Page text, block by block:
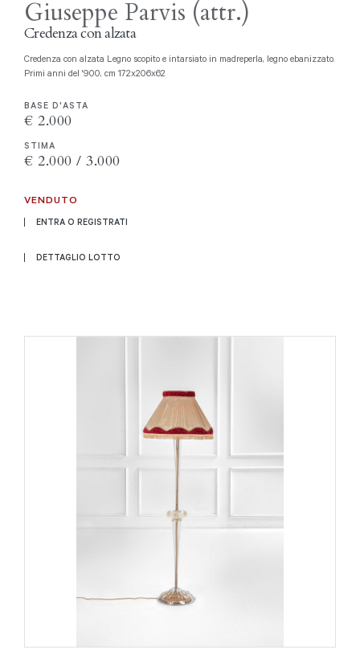
Giuseppe Parvis (attr.)
Credenza con alzata
Credenza con alzata Legno scopito e intarsiato in madreperla, legno ebanizzato.
Primi anni del '900, cm 172x206x62
BASE D'ASTA
€ 2.000
STIMA
€ 2.000 / 3.000
VENDUTO
ENTRA O REGISTRATI
DETTAGLIO LOTTO